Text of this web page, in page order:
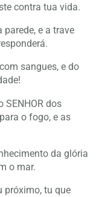
contra tua vida.
parede, e a trave
sangues, e do
SENHOR dos
o fogo, e as
da glória
o mar.
próximo, tu que